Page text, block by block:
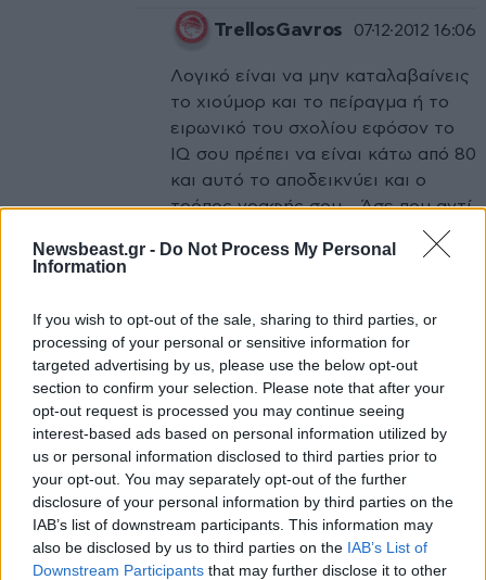
Newsbeast.gr - Do Not Process My Personal
Information
If you wish to opt-out of the sale, sharing to third parties, or
processing of your personal or sensitive information for
targeted advertising by us, please use the below opt-out
section to confirm your selection. Please note that after your
opt-out request is processed you may continue seeing
interest-based ads based on personal information utilized by
us or personal information disclosed to third parties prior to
your opt-out. You may separately opt-out of the further
disclosure of your personal information by third parties on the
IAB’s list of downstream participants. This information may
also be disclosed by us to third parties on the IAB’s List of
Downstream Participants that may further disclose it to other
TrellosGavros 07·12·2012 16:06
Λογικό είναι να μην καταλαβαίνεις
το χιούμορ και το πείραγμα ή το
ειρωνικό του σχολίου εφόσον το
IQ σου πρέπει να είναι κάτω από 80
και αυτό το αποδεικνύει και ο
τρόπος γραφής σου... Άσε που αντί
για τη βλακώδη απάντησή σου θα
μπορούσες να απαντήσεις ότι
στο ύ) αλλά θέλει τόση νοημοσύνη
ακόμα και αυτό που απλά δεν το
φτάνεις... Κοιμήσου, λοιπόν, εσύ
"ησύχως" ότι είσαι μάγκας...
Απαντήστε 9
pnsvts 07·12·2012 16:21
εχεις δικιο σε ολα... μου το
βουλωσες... και πολυ